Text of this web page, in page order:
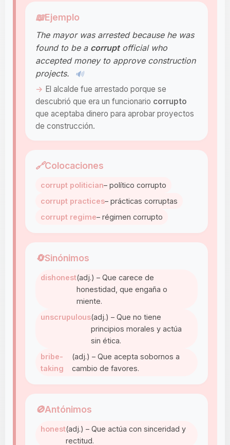
📖Ejemplo
The mayor was arrested because he was
found to be a corruptofficial who
accepted money to approve construction
projects.
🔊
El alcalde fue arrestado porque se
descubrió que era un funcionario corrupto
que aceptaba dinero para aprobar proyectos
de construcción.
🔗Colocaciones
corrupt politician– político corrupto
corrupt practices– prácticas corruptas
corrupt regime– régimen corrupto
🔄Sinónimos
dishonest(adj.) – Que carece de
honestidad, que engaña o
miente.
unscrupulous(adj.) – Que no tiene
principios morales y actúa
sin ética.
bribe-
taking
(adj.) – Que acepta sobornos a
cambio de favores.
🚫Antónimos
honest(adj.) – Que actúa con sinceridad y
rectitud.